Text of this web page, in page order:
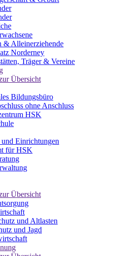
& Alleinerziehende
Norderney
Träger & Vereine
Übersicht
Bildungsbüro
ohne Anschluss
HSK
und Einrichtungen
für HSK
Übersicht
und Altlasten
und Jagd